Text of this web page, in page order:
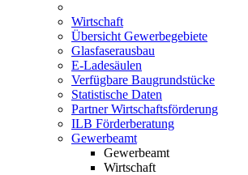
Wirtschaft
Übersicht Gewerbegebiete
Glasfaserausbau
E-Ladesäulen
Verfügbare Baugrundstücke
Statistische Daten
Partner Wirtschaftsförderung
ILB Förderberatung
Gewerbeamt
Gewerbeamt
Wirtschaft